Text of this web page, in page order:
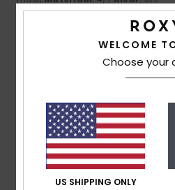
Ik raad dit product aan
5/
Bianca1. maart 2026
Prachtige overhemdjas. Lekker
Comfort: 5/5 Prijs-
Materiaal: 5/5 Kleur: 5
Ik raad dit product aan
WELCOME
Choose your
US SHIPPING ONLY